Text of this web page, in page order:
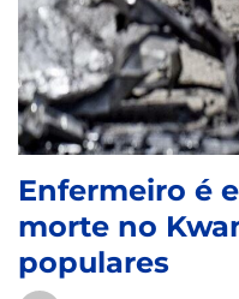
Enfermeiro é
morte no
populares